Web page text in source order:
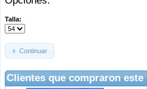
Talla:
Continuar
Clientes que compraron